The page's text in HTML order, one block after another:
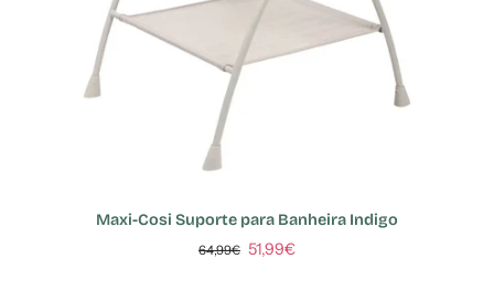
Maxi-Cosi Suporte para Banheira Indigo
64,99€ 51,99€